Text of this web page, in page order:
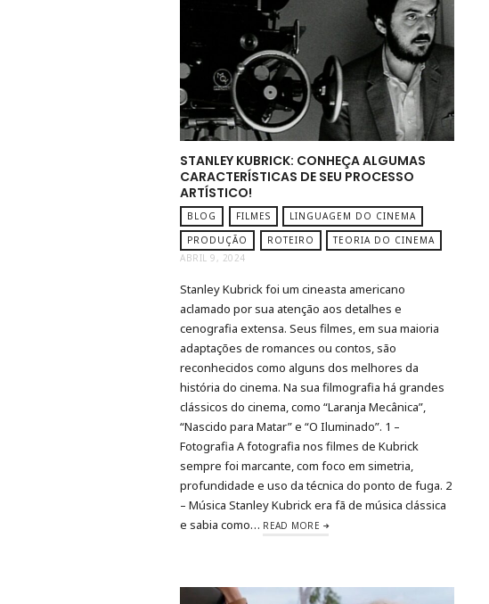
STANLEY KUBRICK: CONHEÇA ALGUMAS
CARACTERÍSTICAS DE SEU PROCESSO
ARTÍSTICO!
BLOG FILMES
LINGUAGEM DO CINEMA
PRODUÇÃO
ROTEIRO
TEORIA DO CINEMA
ABRIL 9, 2024
Stanley Kubrick foi um cineasta americano
aclamado por sua atenção aos detalhes e
cenografia extensa. Seus filmes, em sua maioria
adaptações de romances ou contos, são
reconhecidos como alguns dos melhores da
história do cinema. Na sua filmografia há grandes
clássicos do cinema, como “Laranja Mecânica”,
“Nascido para Matar” e “O Iluminado”. 1 –
Fotografia A fotografia nos filmes de Kubrick
sempre foi marcante, com foco em simetria,
profundidade e uso da técnica do ponto de fuga. 2
– Música Stanley Kubrick era fã de música clássica
e sabia como… READ MORE